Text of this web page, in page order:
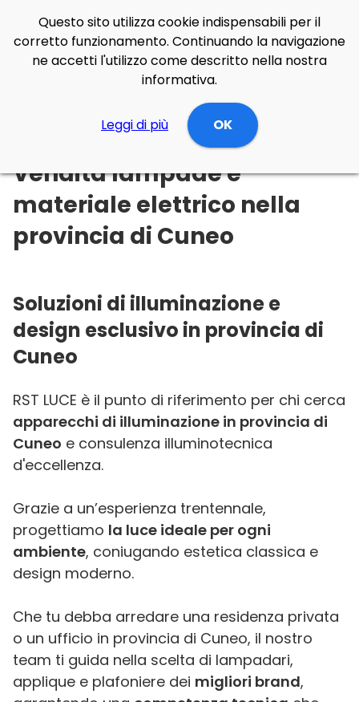
Illuminazione Online Piemonte Cuneo
Vendita lampade e
materiale elettrico nella
provincia di Cuneo
Soluzioni di illuminazione e
design esclusivo in provincia di
Cuneo
RST LUCE è il punto di riferimento per chi cerca
apparecchi di illuminazione in provincia di
Cuneo e consulenza illuminotecnica
d'eccellenza.
Grazie a un’esperienza trentennale,
progettiamo la luce ideale per ogni
ambiente, coniugando estetica classica e
design moderno.
Che tu debba arredare una residenza privata
o un ufficio in provincia di Cuneo, il nostro
team ti guida nella scelta di lampadari,
applique e plafoniere dei migliori brand,
Questo sito utilizza cookie indispensabili per il
corretto funzionamento. Continuando la navigazione
ne accetti l'utilizzo come descritto nella nostra
informativa.
Leggi di più OK